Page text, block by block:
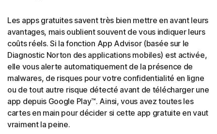
Les apps gratuites savent très bien mettre en avant leurs
avantages, mais oublient souvent de vous indiquer leurs
coûts réels. Si la fonction App Advisor (basée sur le
Diagnostic Norton des applications mobiles) est activée,
elle vous alerte automatiquement de la présence de
malwares, de risques pour votre confidentialité en ligne
ou de tout autre risque détecté avant de télécharger une
app depuis Google Play™. Ainsi, vous avez toutes les
cartes en main pour décider si cette app gratuite en vaut
vraiment la peine.